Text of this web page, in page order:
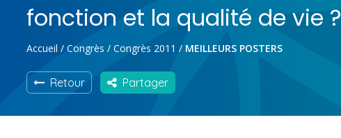
fonction et la qualité de vie ?
Accueil / Congrès / Congrès 2011 / MEILLEURS POSTERS
Retour Partager